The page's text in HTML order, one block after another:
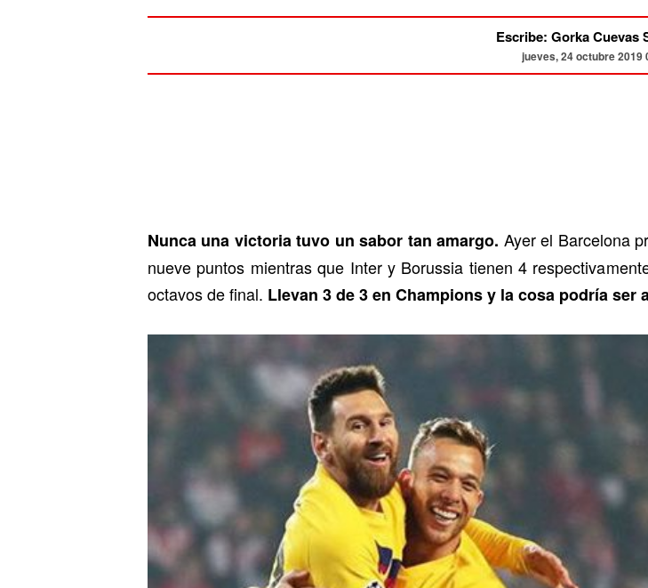
Escribe: Gorka Cuevas
jueves, 24 octubre 2019
Nunca una victoria tuvo un sabor tan amargo. Ayer el Barcelona
nueve puntos mientras que Inter y Borussia tienen 4
octavos de final. Llevan 3 de 3 en Champions y la cosa podría ser